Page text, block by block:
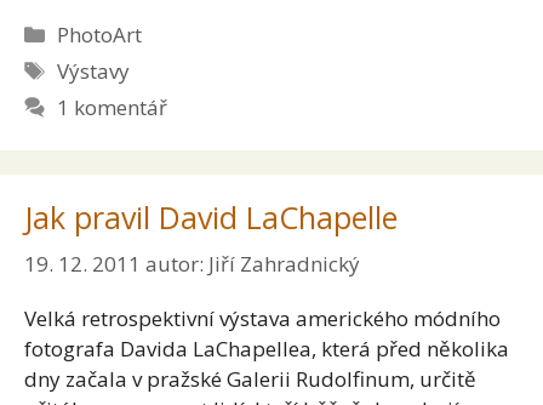
Rubriky
PhotoArt
Štítky
Výstavy
1 komentář
Jak pravil David LaChapelle
19. 12. 2011 autor: Jiří Zahradnický
Velká retrospektivní výstava amerického módního
fotografa Davida LaChapellea, která před několika
dny začala v pražské Galerii Rudolfinum, určitě